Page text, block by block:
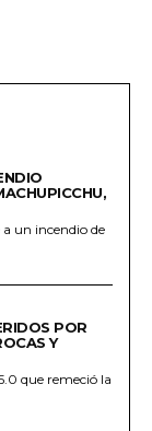
a un incendio de
POR
Y
que remeció la